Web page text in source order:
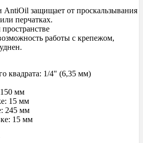
AntiOil защищает от проскальзывания
перчатках.
работы с крепежом,
квадрата: 1/4" (6,35 мм)
мм
15 мм
245 мм
15 мм